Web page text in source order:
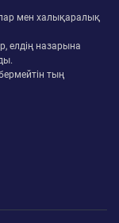
мен халықаралық
елдің назарына
тың